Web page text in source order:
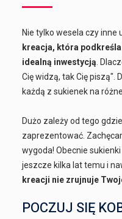
Nie tylko wesela czy inne
kreacja, która
idealną inwestycją.
Cię widzą, tak Cię piszą".
każdą z sukienek na
Dużo zależy od tego
zaprezentować.
wygoda! Obecnie
jeszcze kilka lat temu i
kreacji nie zrujnuje
POCZUJ SIĘ